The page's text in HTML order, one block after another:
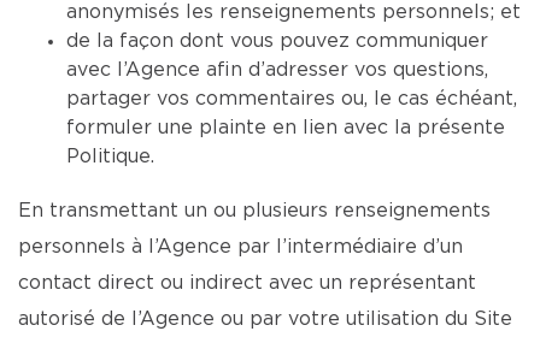
anonymisés les renseignements personnels; et
de la façon dont vous pouvez communiquer
avec l’Agence afin d’adresser vos questions,
partager vos commentaires ou, le cas échéant,
formuler une plainte en lien avec la présente
Politique.
En transmettant un ou plusieurs renseignements
personnels à l’Agence par l’intermédiaire d’un
contact direct ou indirect avec un représentant
autorisé de l’Agence ou par votre utilisation du Site